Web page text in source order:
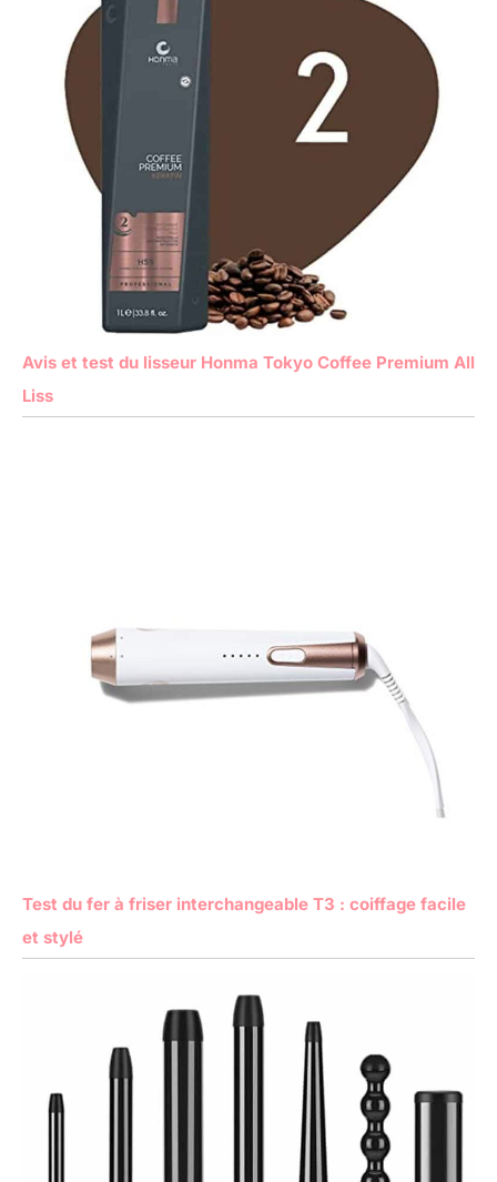
Avis et test du lisseur Honma Tokyo Coffee Premium All
Liss
Test du fer à friser interchangeable T3 : coiffage facile
et stylé